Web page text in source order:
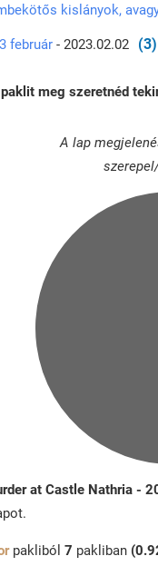
kislányok,
február - 2023.02.02 (3)
meg szeretnéd
A lap
at Castle Nathria -
pakliból 7 pakliban